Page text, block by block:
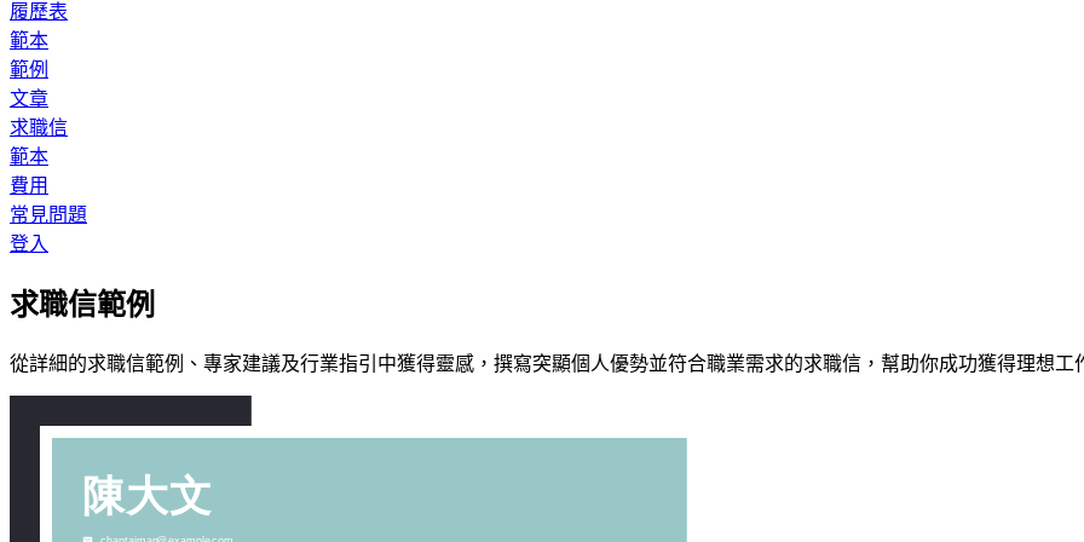
履歷表
範本
範例
文章
求職信
範本
費用
常見問題
登入
求職信範例
從詳細的求職信範例、專家建議及行業指引中獲得靈感，撰寫突顯個人優勢並符合職業需求的求職信，幫助你成功獲得理想工